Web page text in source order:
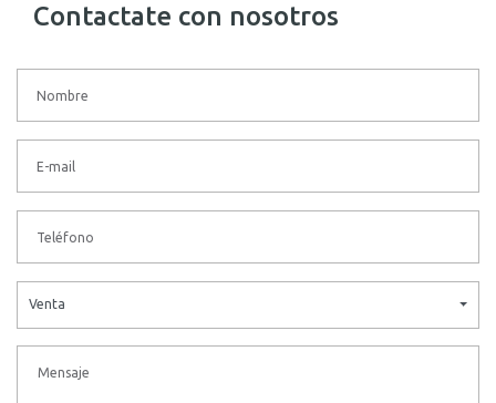
Contactate con nosotros
Venta